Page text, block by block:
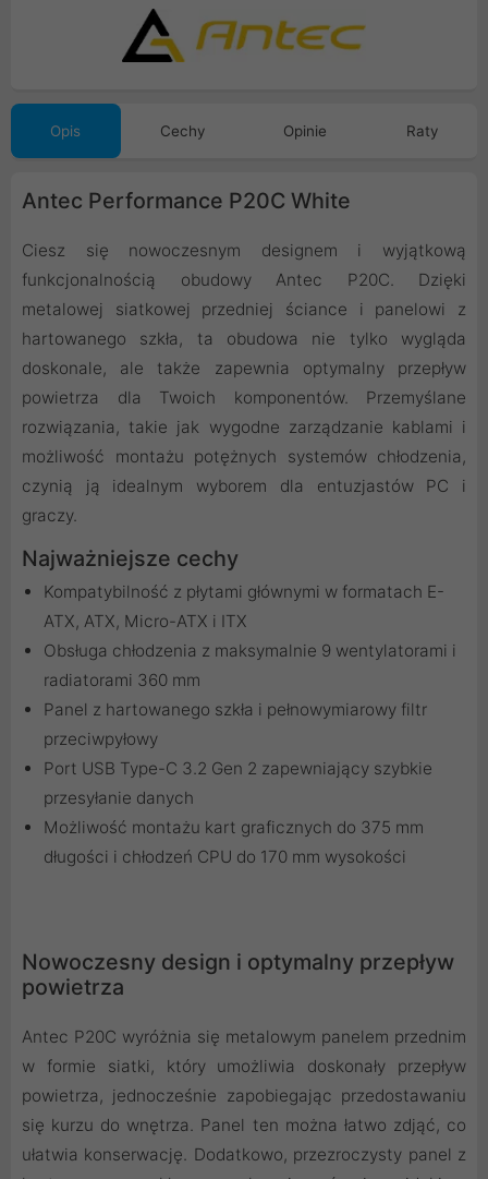
Opis Cechy Opinie Raty
Antec Performance P20C White
Ciesz się nowoczesnym designem i wyjątkową
funkcjonalnością obudowy Antec P20C. Dzięki
metalowej siatkowej przedniej ściance i panelowi z
hartowanego szkła, ta obudowa nie tylko wygląda
doskonale, ale także zapewnia optymalny przepływ
powietrza dla Twoich komponentów. Przemyślane
rozwiązania, takie jak wygodne zarządzanie kablami i
możliwość montażu potężnych systemów chłodzenia,
czynią ją idealnym wyborem dla entuzjastów PC i
graczy.
Najważniejsze cechy
Kompatybilność z płytami głównymi w formatach E-
ATX, ATX, Micro-ATX i ITX
Obsługa chłodzenia z maksymalnie 9 wentylatorami i
radiatorami 360 mm
Panel z hartowanego szkła i pełnowymiarowy filtr
przeciwpyłowy
Port USB Type-C 3.2 Gen 2 zapewniający szybkie
przesyłanie danych
Możliwość montażu kart graficznych do 375 mm
długości i chłodzeń CPU do 170 mm wysokości
Nowoczesny design i optymalny przepływ
powietrza
Antec P20C wyróżnia się metalowym panelem przednim
w formie siatki, który umożliwia doskonały przepływ
powietrza, jednocześnie zapobiegając przedostawaniu
się kurzu do wnętrza. Panel ten można łatwo zdjąć, co
ułatwia konserwację. Dodatkowo, przezroczysty panel z